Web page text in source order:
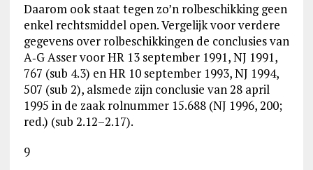
Daarom ook staat tegen zo’n rolbeschikking geen
enkel rechtsmiddel open. Vergelijk voor verdere
gegevens over rolbeschikkingen de conclusies van
A‑G Asser voor HR 13 september 1991, NJ 1991,
767 (sub 4.3) en HR 10 september 1993, NJ 1994,
507 (sub 2), alsmede zijn conclusie van 28 april
1995 in de zaak rolnummer 15.688 (NJ 1996, 200;
red.) (sub 2.12–2.17).
9